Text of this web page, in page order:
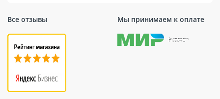
Все отзывы Мы принимаем к оплате